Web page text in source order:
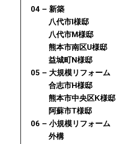
04 – 新築
八代市I様邸
八代市M様邸
熊本市南区U様邸
益城町N様邸
05 – 大規模リフォーム
合志市H様邸
熊本市中央区K様邸
阿蘇市T様邸
06 – 小規模リフォーム
外構